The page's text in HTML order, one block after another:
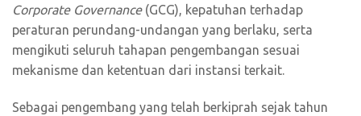
Corporate Governance(GCG), kepatuhan terhadap
peraturan perundang-undangan yang berlaku, serta
mengikuti seluruh tahapan pengembangan sesuai
mekanisme dan ketentuan dari instansi terkait.
Sebagai pengembang yang telah berkiprah sejak tahun